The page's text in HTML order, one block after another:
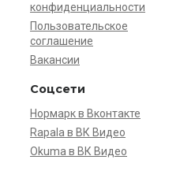
конфиденциальности
Пользовательское
соглашение
Вакансии
Соцсети
Нормарк в Вконтакте
Rapala в ВК Видео
Okuma в ВК Видео